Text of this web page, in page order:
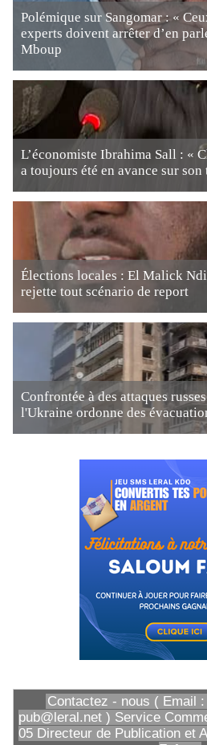
Polémique sur Sangomar : «
experts doivent arrêter d’en
Mboup
L’économiste Ibrahima Sall : «
a toujours été en avance sur son
Élections locales : El Malick
rejette tout scénario de report
Confrontée à des attaques
l'Ukraine ordonne des
Contactez - nous ( Email
pub@leral.net ) Service
05 Directeur de Publication et